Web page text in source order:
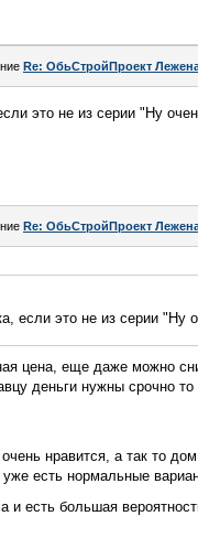
Re: ОбьСтройПроект
это не из серии "Ну
Re: ОбьСтройПроект
если это не из серии "Ну
цена, еще даже можно
деньги нужны срочно
нравится, а так то
есть нормальные
и есть большая